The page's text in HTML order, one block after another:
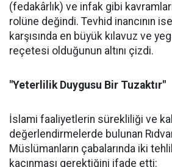
(fedakârlık) ve infak gibi
rolüne değindi. Tevhid inancının
karşısında en büyük kılavuz ve
reçetesi olduğunun altını çizdi.
"Yeterlilik Duygusu Bir Tuzaktır"
İslami faaliyetlerin sürekliliği ve
değerlendirmelerde bulunan
Müslümanların çabalarında iki
kaçınması gerektiğini ifade etti: